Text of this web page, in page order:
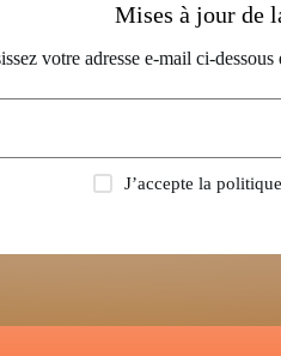
Mises à jour de
votre adresse e-mail ci-
J’accepte la